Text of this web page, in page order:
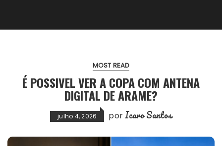
MOST READ
É POSSIVEL VER A COPA COM ANTENA
DIGITAL DE ARAME?
julho 4, 2026 porIcaro Santos